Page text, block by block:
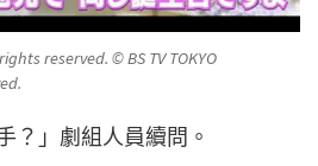
reserved. © BS TV TOKYO
？」劇組人員續問。